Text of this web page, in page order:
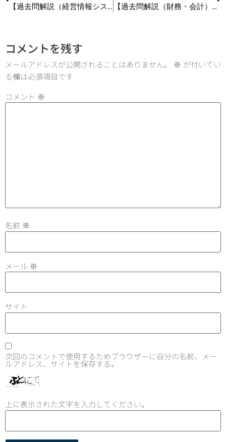
【過去問解説（経営情報システム）】R6 第18問 ネットワーク犯罪
【過去問解説（財務・会計）】R5（再試）第14問（1）ROE（自己資本利益率）
コメントを残す
メールアドレスが公開されることはありません。 ※ が付いてい
る欄は必須項目です
コメント ※
名前 ※
メール ※
サイト
次回のコメントで使用するためブラウザーに自分の名前、メー
ルアドレス、サイトを保存する。
上に表示された文字を入力してください。